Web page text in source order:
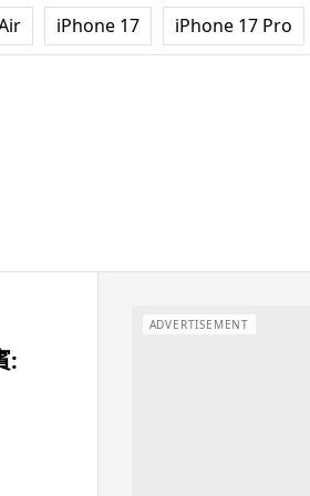
iPhone 17 iPhone 17 Pro
:
ADVERTISEMENT